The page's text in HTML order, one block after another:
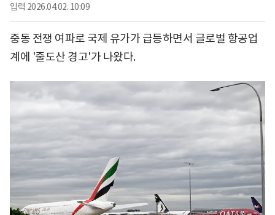
입력 2026.04.02. 10:09
중동 전쟁 여파로 국제 유가가 급등하면서 글로벌 항공업
계에 '줄도산 경고'가 나왔다.